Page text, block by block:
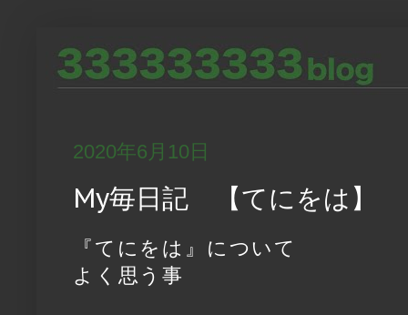
2020年6月10日
My毎日記 【てにをは】
『てにをは』について
よく思う事